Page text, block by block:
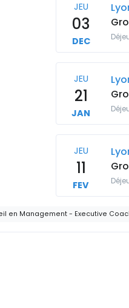
JEU
03
DEC
JEU
21
JAN
JEU
11
FEV
en Management - Executive